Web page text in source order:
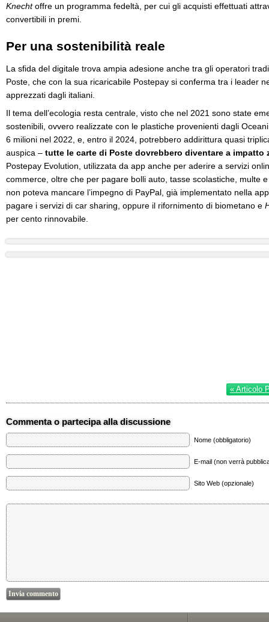
Knechtoffre un programma fedeltà, per cui gli acquisti effettuati
convertibili in premi.
Per una sostenibilità reale
La sfida del digitale trova ampia adesione anche tra gli operatori
Poste, che con la sua ricaricabile Postepay si conferma tra i leader
apprezzati dagli italiani.
Il tema dell’ecologia resta centrale, visto che nel 2021 sono state
sostenibili, ovvero realizzate con le plastiche provenienti dagli
6 milioni nel 2022, e, entro il 2024, potrebbero addirittura quasi
auspica – tutte le carte di Poste dovrebbero diventare a impatto
Postepay Evolution, utilizzata da app anche per aderire a servizi
commerce, oltre che per pagare bolli auto, tasse scolastiche, multe
non poteva mancare l’impegno di PayPal, già implementato nella
pagare i servizi di car sharing, oppure il rifornimento di biometano e
per cento rinnovabile.
« Articolo
Commenta o partecipa alla discussione
Nome (obbligatorio)
E-mail (non verrà
Sito Web (opzionale)